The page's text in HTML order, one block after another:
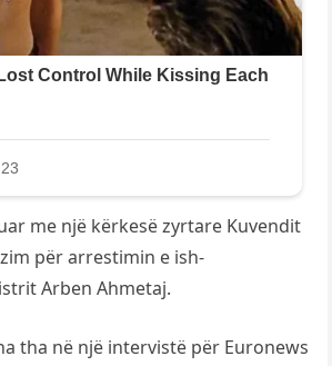
me një kërkesë zyrtare Kuvendit
për arrestimin e ish-
Arben Ahmetaj.
tha në një intervistë për Euronews